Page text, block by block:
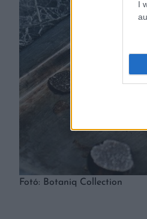
I
Fotó: Botaniq Collection